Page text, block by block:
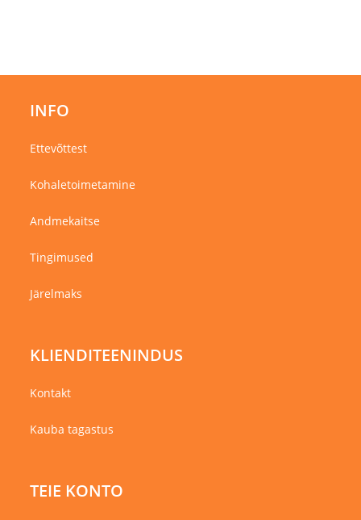
INFO
Ettevõttest
Kohaletoimetamine
Andmekaitse
Tingimused
Järelmaks
KLIENDITEENINDUS
Kontakt
Kauba tagastus
TEIE KONTO